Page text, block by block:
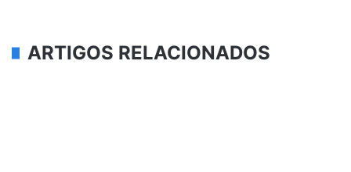
ARTIGOS RELACIONADOS